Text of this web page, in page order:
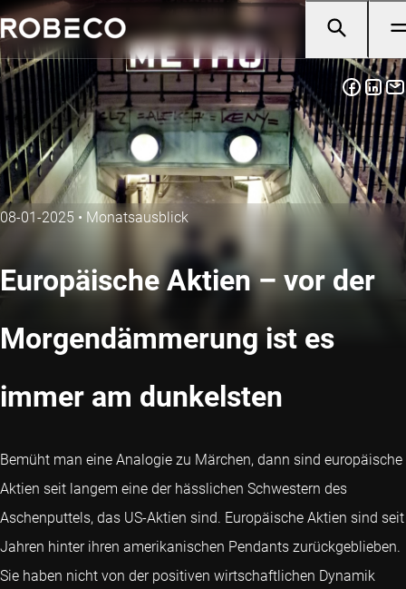
08-01-2025 • Monatsausblick
Europäische Aktien – vor der
Morgendämmerung ist es
immer am dunkelsten
Bemüht man eine Analogie zu Märchen, dann sind europäische
Aktien seit langem eine der hässlichen Schwestern des
Aschenputtels, das US-Aktien sind. Europäische Aktien sind seit
Jahren hinter ihren amerikanischen Pendants zurückgeblieben.
Sie haben nicht von der positiven wirtschaftlichen Dynamik